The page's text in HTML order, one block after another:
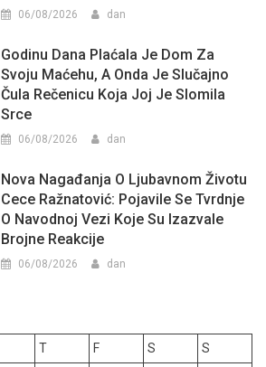
06/08/2026 dan
Godinu Dana Plaćala Je Dom Za
Svoju Maćehu, A Onda Je Slučajno
Čula Rečenicu Koja Joj Je Slomila
Srce
06/08/2026 dan
Nova Nagađanja O Ljubavnom Životu
Cece Ražnatović: Pojavile Se Tvrdnje
O Navodnoj Vezi Koje Su Izazvale
Brojne Reakcije
06/08/2026 dan
T F S
S